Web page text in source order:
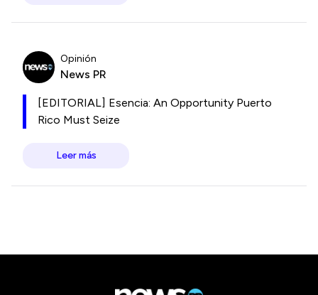
Opinión
News PR
[EDITORIAL] Esencia: An Opportunity Puerto
Rico Must Seize
Leer más